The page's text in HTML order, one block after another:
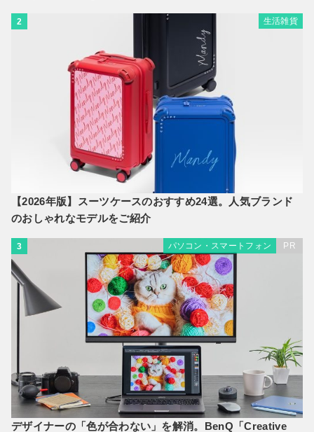
2 生活雑貨
【2026年版】スーツケースのおすすめ24選。人気ブランド
のおしゃれなモデルをご紹介
3 パソコン・スマートフォン PR
デザイナーの「色が合わない」を解消。BenQ「Creative